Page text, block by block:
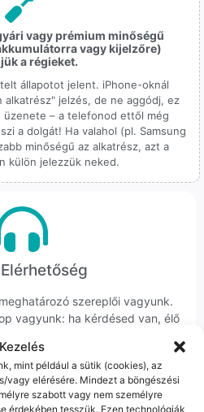
Kezelés
mint például a sütik (cookies), az
vagy elérésére. Mindezt a böngészési
szabott vagy nem személyre
érdekében tesszük. Ezen technológiák
vagy prémium minőségű
vagy kijelzőre)
a régieket.
állapotot jelent. iPhone-oknál
jelzés, de ne aggódj, ez
– a telefonod ettől még
a dolgát! Ha valahol (pl. Samsung
minőségű az alkatrész, azt a
külön jelezzük neked.
szereplői vagyunk.
vagyunk: ha kérdésed van, élő
Szegeden.